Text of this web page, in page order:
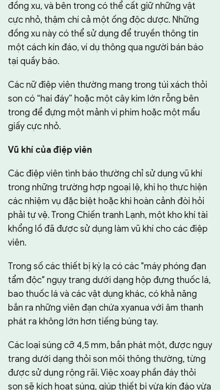
đồng xu, và bên trong có thể cất giữ những vật
cực nhỏ, thậm chí cả một ống độc dược. Những
đồng xu này có thể sử dụng để truyền thông tin
một cách kín đáo, ví dụ thông qua người bán báo
tại quầy báo.
Các nữ điệp viên thường mang trong túi xách thỏi
son có “hai đáy” hoặc một cây kim lớn rỗng bên
trong để đựng một mảnh vi phim hoặc một mẩu
giấy cực nhỏ.
Vũ khí của điệp viên
Các điệp viên tình báo thường chỉ sử dụng vũ khí
trong những trường hợp ngoại lệ, khi họ thực hiện
các nhiệm vụ đặc biệt hoặc khi hoàn cảnh đòi hỏi
phải tự vệ. Trong Chiến tranh Lạnh, một kho khí tài
khổng lồ đã được sử dụng làm vũ khí cho các điệp
viên.
Trong số các thiết bị kỳ lạ có các "máy phóng đạn
tẩm độc" ngụy trang dưới dạng hộp đựng thuốc lá,
bao thuốc lá và các vật dụng khác, có khả năng
bắn ra những viên đạn chứa xyanua với âm thanh
phát ra không lớn hơn tiếng búng tay.
Các loại súng cỡ 4,5 mm, bắn phát một, được ngụy
trang dưới dạng thỏi son môi thông thường, từng
được sử dụng rộng rãi. Việc xoay phần đáy thỏi
son sẽ kích hoạt súng, giúp thiết bị vừa kín đáo vừa